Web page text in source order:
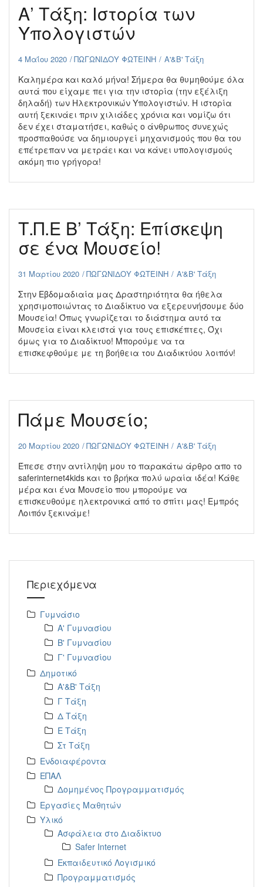
Α’ Τάξη: Ιστορία των
Υπολογιστών
4 Μαΐου 2020 ΠΩΓΩΝΙΔΟΥ ΦΩΤΕΙΝΗ Α'&Β' Τάξη
Καλημέρα και καλό μήνα! Σήμερα θα θυμηθούμε όλα
αυτά που είχαμε πει για την ιστορία (την εξέλιξη
δηλαδή) των Ηλεκτρονικών Υπολογιστών. Η ιστορία
αυτή ξεκινάει πριν χιλιάδες χρόνια και νομίζω ότι
δεν έχει σταματήσει, καθώς ο άνθρωπος συνεχώς
προσπαθούσε να δημιουργεί μηχανισμούς που θα του
επέτρεπαν να μετράει και να κάνει υπολογισμούς
ακόμη πιο γρήγορα!
Τ.Π.Ε Β’ Τάξη: Επίσκεψη
σε ένα Μουσείο!
31 Μαρτίου 2020 ΠΩΓΩΝΙΔΟΥ ΦΩΤΕΙΝΗ Α'&Β' Τάξη
Στην Εβδομαδιαία μας Δραστηριότητα θα ήθελα
χρησιμοποιώντας το Διαδίκτυο να εξερευνήσουμε δύο
Μουσεία! Όπως γνωρίζεται το διάστημα αυτό τα
Μουσεία είναι κλειστά για τους επισκέπτες, Όχι
όμως για το Διαδίκτυο! Μπορούμε να τα
επισκεφθούμε με τη βοήθεια του Διαδικτύου λοιπόν!
Πάμε Μουσείο;
20 Μαρτίου 2020 ΠΩΓΩΝΙΔΟΥ ΦΩΤΕΙΝΗ Α'&Β' Τάξη
Έπεσε στην αντίληψη μου το παρακάτω άρθρο απο το
saferinternet4kids και το βρήκα πολύ ωραία ιδέα! Κάθε
μέρα και ένα Μουσείο που μπορούμε να
επισκευθούμε ηλεκτρονικά από το σπίτι μας! Εμπρός
Λοιπόν ξεκινάμε!
Περιεχόμενα
Γυμνάσιο
Α' Γυμνασίου
Β' Γυμνασίου
Γ' Γυμνασίου
Δημοτικό
Α'&Β' Τάξη
Γ Τάξη
Δ Τάξη
Ε Τάξη
Στ Τάξη
Ενδοιαφέροντα
ΕΠΑΛ
Δομημένος Προγραμματισμός
Εργασίες Μαθητών
Υλικό
Ασφάλεια στο Διαδίκτυο
Safer Internet
Εκπαιδευτικό Λογισμικό
Προγραμματισμός